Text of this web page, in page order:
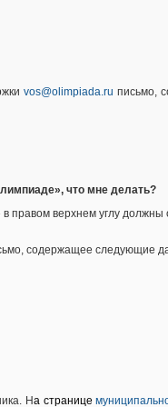
vos@olimpiada.ru письмо,
что мне делать?
правом верхнем углу
содержащее следующие
На странице